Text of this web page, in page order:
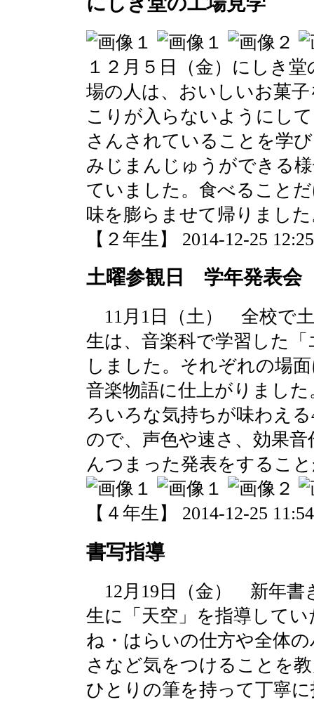
１２月５日（金）にしき
場の人は、おいしいお菓
こりが入らないようにし
さんされていることを学
みじまんじゅうができる
ていました。食べること
味を膨らませて帰りまし
【２年生】 2014-12-25
土曜参観日 学年発表会
11月1日（土） 全校で
生は、音楽科で学習した
しました。それぞれの場
音楽物語に仕上がりまし
ろいろな気持ちが味わえ
ので、声色や速さ、効果
んつまった発表をするこ
【４年生】 2014-12-25
書写指導
12月19日（金） 新年書
生に「天空」を指導して
ね・はらいの仕方や全体
さなど気をつけることを
ひとりの筆を持って丁寧